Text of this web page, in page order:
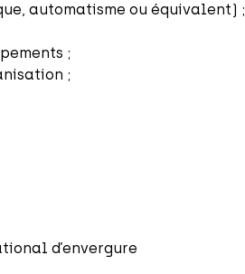
automatisme ou équivalent) ;
;
;
d’envergure